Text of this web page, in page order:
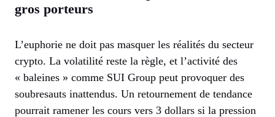
gros porteurs
L’euphorie ne doit pas masquer les réalités du secteur
crypto. La volatilité reste la règle, et l’activité des
« baleines » comme SUI Group peut provoquer des
soubresauts inattendus. Un retournement de tendance
pourrait ramener les cours vers 3 dollars si la pression